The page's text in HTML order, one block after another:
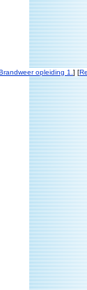
opleiding 1. ] [